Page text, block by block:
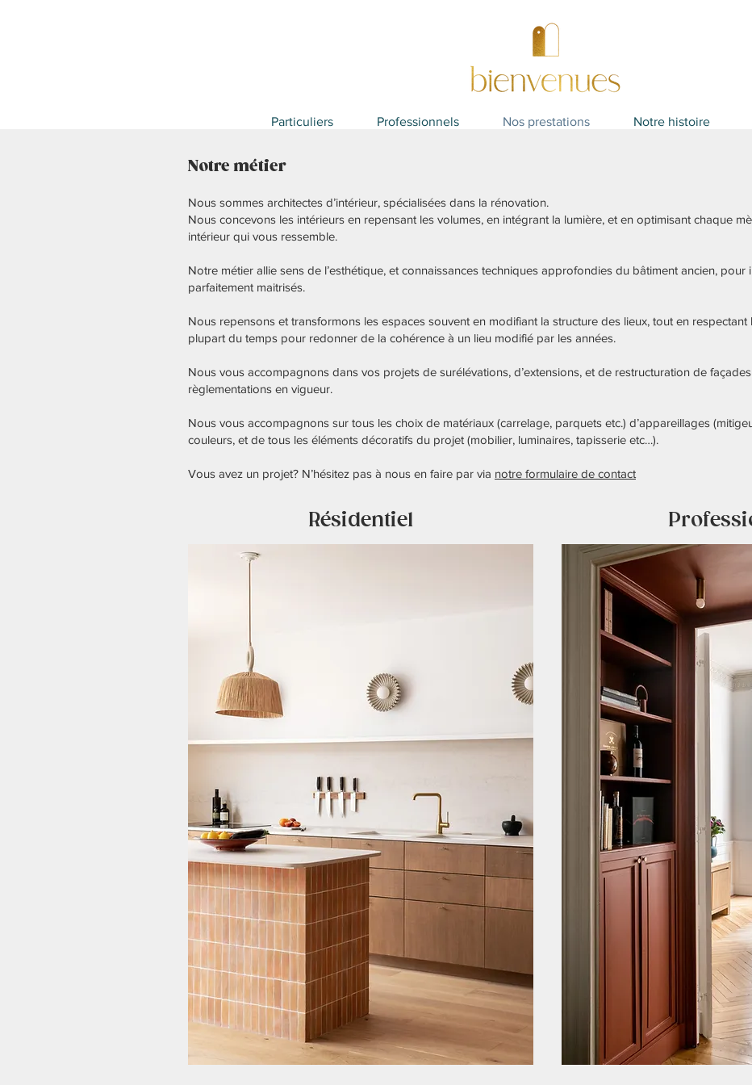
Particuliers Professionnels Nos prestations Notre histoire
Notre métier
Nous sommes architectes d’intérieur, spécialisées dans la rénovation.
Nous concevons les intérieurs en repensant les volumes, en intégrant la lumière, et en optimisant chaque
intérieur qui vous ressemble.
Notre métier allie sens de l’esthétique, et connaissances techniques approfondies du bâtiment ancien, pour
parfaitement maitrisés.
Nous repensons et transformons les espaces souvent en modifiant la structure des lieux, tout en respectant
plupart du temps pour redonner de la cohérence à un lieu modifié par les années.
Nous vous accompagnons dans vos projets de surélévations, d’extensions, et de restructuration de
règlementations en vigueur.
Nous vous accompagnons sur tous les choix de matériaux (carrelage, parquets etc.) d’appareillages
couleurs, et de tous les éléments décoratifs du projet (mobilier, luminaires, tapisserie etc…).
Vous avez un projet? N’hésitez pas à nous en faire par via notre formulaire de contact
Résidentiel